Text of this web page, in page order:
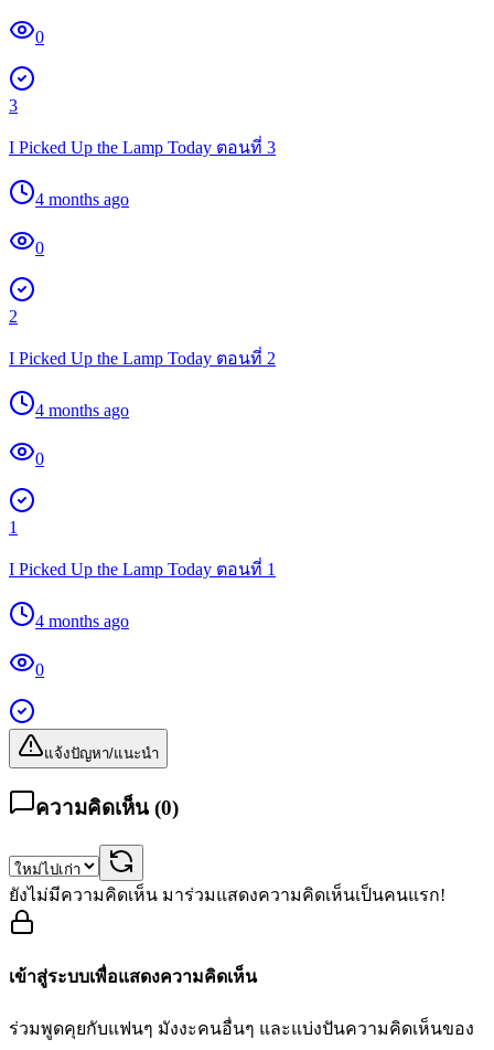
0
3
I Picked Up the Lamp Today ตอนที่ 3
4 months ago
0
2
I Picked Up the Lamp Today ตอนที่ 2
4 months ago
0
1
I Picked Up the Lamp Today ตอนที่ 1
4 months ago
0
แจ้งปัญหา/แนะนำ
ความคิดเห็น (0)
ยังไม่มีความคิดเห็น มาร่วมแสดงความคิดเห็นเป็นคนแรก!
เข้าสู่ระบบเพื่อแสดงความคิดเห็น
ร่วมพูดคุยกับแฟนๆ มังงะคนอื่นๆ และแบ่งปันความคิดเห็นของ